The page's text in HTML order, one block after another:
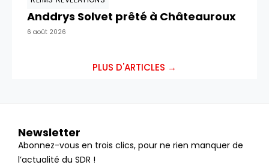
Anddrys Solvet prêté à Châteauroux
6 août 2026
PLUS D'ARTICLES →
Newsletter
Abonnez-vous en trois clics, pour ne rien manquer de
l’actualité du SDR !